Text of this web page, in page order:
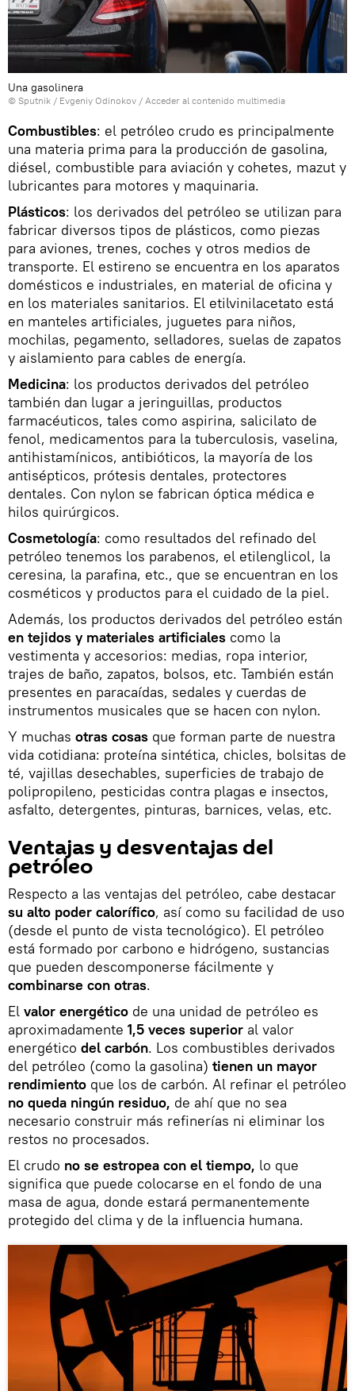
Una gasolinera
© Sputnik / Evgeniy Odinokov / Acceder al contenido multimedia
Combustibles: el petróleo crudo es principalmente
una materia prima para la producción de gasolina,
diésel, combustible para aviación y cohetes, mazut y
lubricantes para motores y maquinaria.
Plásticos: los derivados del petróleo se utilizan para
fabricar diversos tipos de plásticos, como piezas
para aviones, trenes, coches y otros medios de
transporte. El estireno se encuentra en los aparatos
domésticos e industriales, en material de oficina y
en los materiales sanitarios. El etilvinilacetato está
en manteles artificiales, juguetes para niños,
mochilas, pegamento, selladores, suelas de zapatos
y aislamiento para cables de energía.
Medicina: los productos derivados del petróleo
también dan lugar a jeringuillas, productos
farmacéuticos, tales como aspirina, salicilato de
fenol, medicamentos para la tuberculosis, vaselina,
antihistamínicos, antibióticos, la mayoría de los
antisépticos, prótesis dentales, protectores
dentales. Con nylon se fabrican óptica médica e
hilos quirúrgicos.
Cosmetología: como resultados del refinado del
petróleo tenemos los parabenos, el etilenglicol, la
ceresina, la parafina, etc., que se encuentran en los
cosméticos y productos para el cuidado de la piel.
Además, los productos derivados del petróleo están
en tejidos y materiales artificiales como la
vestimenta y accesorios: medias, ropa interior,
trajes de baño, zapatos, bolsos, etc. También están
presentes en paracaídas, sedales y cuerdas de
instrumentos musicales que se hacen con nylon.
Y muchas otras cosas que forman parte de nuestra
vida cotidiana: proteína sintética, chicles, bolsitas de
té, vajillas desechables, superficies de trabajo de
polipropileno, pesticidas contra plagas e insectos,
asfalto, detergentes, pinturas, barnices, velas, etc.
Ventajas y desventajas del
petróleo
Respecto a las ventajas del petróleo, cabe destacar
su alto poder calorífico, así como su facilidad de uso
(desde el punto de vista tecnológico). El petróleo
está formado por carbono e hidrógeno, sustancias
que pueden descomponerse fácilmente y
combinarse con otras.
El valor energético de una unidad de petróleo es
aproximadamente 1,5 veces superior al valor
energético del carbón. Los combustibles derivados
del petróleo (como la gasolina) tienen un mayor
rendimiento que los de carbón. Al refinar el petróleo
no queda ningún residuo, de ahí que no sea
necesario construir más refinerías ni eliminar los
restos no procesados.
El crudo no se estropea con el tiempo, lo que
significa que puede colocarse en el fondo de una
masa de agua, donde estará permanentemente
protegido del clima y de la influencia humana.